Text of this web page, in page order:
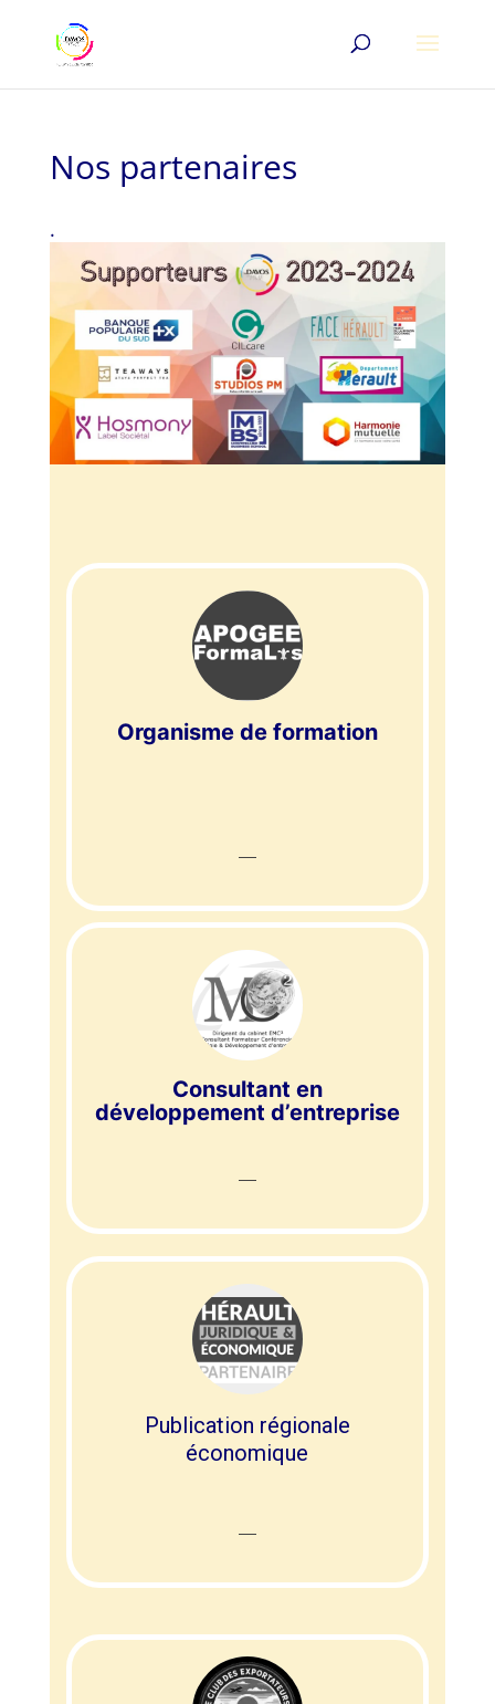
Nos partenaires
.
Organisme de formation
Consultant en
développement d’entreprise
Publication régionale
économique